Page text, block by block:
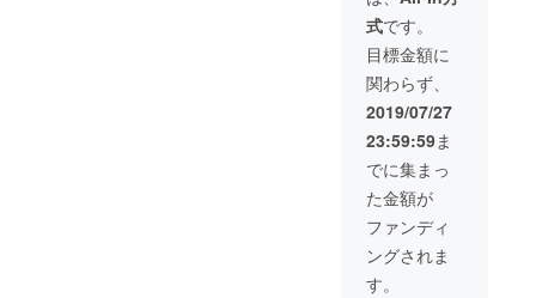
お名前の掲載に
ついての詳細
は、本文の「名
前の掲載に関し
て」をご確認く
ださい。
式です。
目標金額に
関わらず、
2019/07/27
23:59:59ま
でに集まっ
た金額が
ファンディ
ングされま
す。